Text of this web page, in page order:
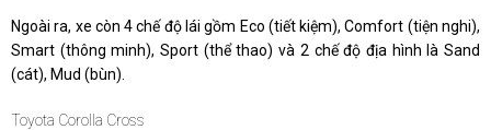
Ngoài ra, xe còn 4 chế độ lái gồm Eco (tiết kiệm), Comfort (tiện nghi),
Smart (thông minh), Sport (thể thao) và 2 chế độ địa hình là Sand
(cát), Mud (bùn).
Toyota Corolla Cross